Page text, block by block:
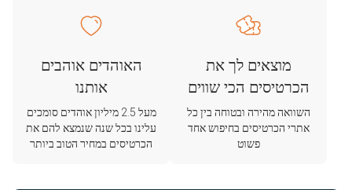
מוצאים לך את
הכרטיסים הכי שווים
השוואה מהירה ובטוחה בין כל
אתרי הכרטיסים בחיפוש אחד
פשוט
האוהדים אוהבים
אותנו
מעל 2.5 מיליון אוהדים סומכים
עלינו בכל שנה שנמצא להם את
הכרטיסים במחיר הטוב ביותר